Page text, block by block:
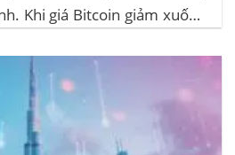
Khi giá Bitcoin giảm xuống
vị thế mua bị xóa...